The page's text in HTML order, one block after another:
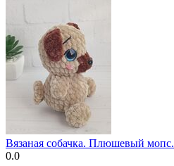
Вязаная собачка. Плюшевый мопс.
0.0